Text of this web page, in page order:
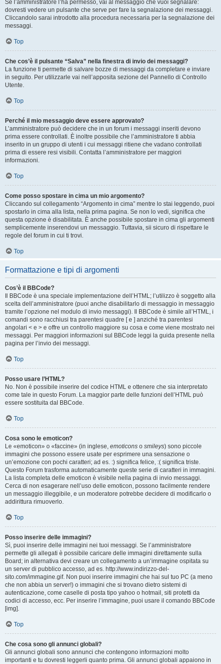
Se l’amministratore l’ha permesso, vai al messaggio che vuoi segnalare:
dovresti vedere un pulsante che serve per fare la segnalazione dei messaggi.
Cliccandolo sarai introdotto alla procedura necessaria per la segnalazione dei
messaggi.
Top
Che cos’è il pulsante “Salva” nella finestra di invio dei messaggi?
La funzione ti permette di salvare bozze di messaggi da completare e inviare
in seguito. Per utilizzarle vai nell’apposita sezione del Pannello di Controllo
Utente.
Top
Perché il mio messaggio deve essere approvato?
L’amministratore può decidere che in un forum i messaggi inseriti devono
prima essere controllati. È inoltre possibile che l’amministratore ti abbia
inserito in un gruppo di utenti i cui messaggi ritiene che vadano controllati
prima di essere resi visibili. Contatta l’amministratore per maggiori
informazioni.
Top
Come posso spostare in cima un mio argomento?
Cliccando sul collegamento “Argomento in cima” mentre lo stai leggendo, puoi
spostarlo in cima alla lista, nella prima pagina. Se non lo vedi, significa che
questa opzione è disabilitata. È anche possibile spostare in cima gli argomenti
semplicemente inserendovi un messaggio. Tuttavia, sii sicuro di rispettare le
regole del forum in cui ti trovi.
Top
Formattazione e tipi di argomenti
Cos’è il BBCode?
Il BBCode è una speciale implementazione dell’HTML; l’utilizzo è soggetto alla
scelta dell’amministratore (puoi anche disabilitarlo di messaggio in messaggio
tramite l’opzione nel modulo di invio messaggi). Il BBCode è simile all’HTML, i
comandi sono racchiusi tra parentesi quadre [ e ] anziché tra parentesi
angolari < e > e offre un controllo maggiore su cosa e come viene mostrato nei
messaggi. Per maggiori informazioni sul BBCode leggi la guida presente nella
pagina per l’invio dei messaggi.
Top
Posso usare l’HTML?
No. Non è possibile inserire del codice HTML e ottenere che sia interpretato
come tale in questo Forum. La maggior parte delle funzioni dell’HTML può
essere sostituita dal BBCode.
Top
Cosa sono le emoticon?
Le «emoticon» o «faccine» (in inglese, emoticons o smileys) sono piccole
immagini che possono essere usate per esprimere una sensazione o
un’emozione con pochi caratteri; ad es. :) significa felice, :( significa triste.
Questo Forum trasforma automaticamente queste serie di caratteri in immagini.
La lista completa delle emoticon è visibile nella pagina di invio messaggi.
Cerca di non esagerare nell’uso delle emoticon, possono facilmente rendere
un messaggio illeggibile, e un moderatore potrebbe decidere di modificarlo o
addirittura rimuoverlo.
Top
Posso inserire delle immagini?
Sì, puoi inserire delle immagini nei tuoi messaggi. Se l’amministratore
permette gli allegati è possibile caricare delle immagini direttamente sulla
Board; in alternativa devi creare un collegamento a un’immagine ospitata su
un server di pubblico accesso, ad es. http://www.indirizzo-del-
sito.com/immagine.gif. Non puoi inserire immagini che hai sul tuo PC (a meno
che non abbia un server!) o immagini che si trovano dietro sistemi di
autenticazione, come caselle di posta tipo yahoo o hotmail, siti protetti da
codici di accesso, ecc. Per inserire l’immagine, puoi usare il comando BBCode
[img].
Top
Che cosa sono gli annunci globali?
Gli annunci globali sono annunci che contengono informazioni molto
importanti e tu dovresti leggerli quanto prima. Gli annunci globali appaiono in